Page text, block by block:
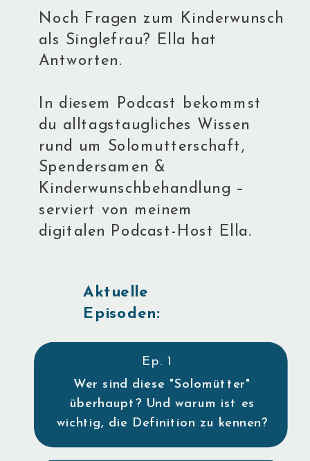
Noch Fragen zum Kinderwunsch
als Singlefrau? Ella hat
Antworten.
In diesem Podcast bekommst
du alltagstaugliches Wissen
rund um Solomutterschaft,
Spendersamen &
Kinderwunschbehandlung –
serviert von meinem
digitalen Podcast-Host Ella.
Aktuelle
Episoden:
Ep. 1
Wer sind diese "Solomütter"
überhaupt? Und warum ist es
wichtig, die Definition zu kennen?